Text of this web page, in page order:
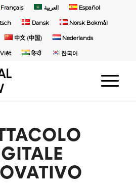
Français العربية Español
Dansk Norsk Bokmål
中文 (中国) Nederlands
हिन्दी 한국어